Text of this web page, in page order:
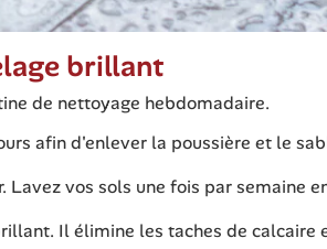
brillant
de nettoyage hebdomadaire.
afin d'enlever la poussière et le
vos sols une fois par semaine
Il élimine les taches de calcaire